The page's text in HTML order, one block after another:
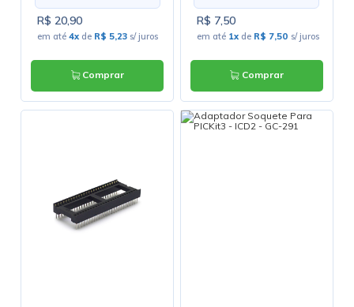
R$ 20,90
em até4x de R$ 5,23 s/ juros
Comprar
R$ 7,50
em até 1x de R$ 7,50 s/ juros
Comprar